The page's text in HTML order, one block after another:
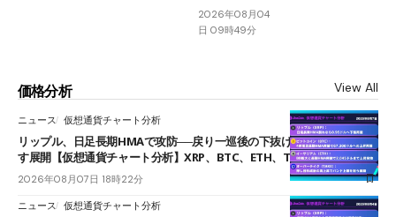
2026年08月04
日 09時49分
価格分析 View All
ニュース 仮想通貨チャート分析
リップル、日足長期HMAで攻防──戻り一巡後の下抜けで0.95ドルを試
す展開【仮想通貨チャート分析】XRP、BTC、ETH、TAKE
2026年08月07日 18時22分
ニュース 仮想通貨チャート分析